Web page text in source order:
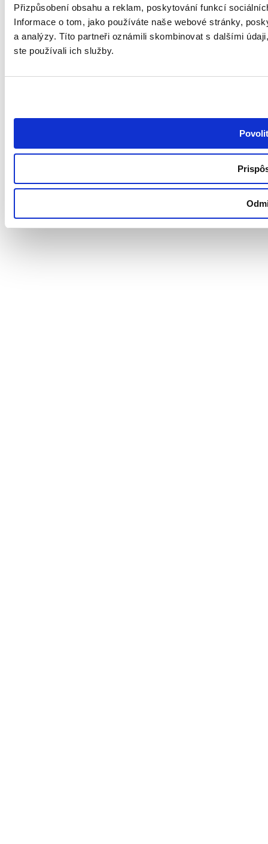
Přizpůsobení obsahu a reklam, poskytování funkcí
Informace o tom, jako používáte naše webové stránky,
a analýzy. Títo partneři oznámili skombinovat s dalšími
ste používali ich služby.
Sledujte nás
2026 © Health Academy s.r.o. |